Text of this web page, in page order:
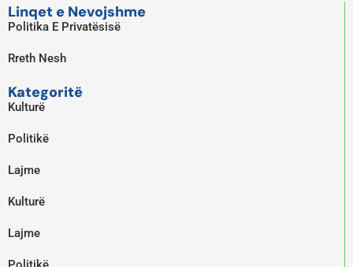
Linqet e Nevojshme
Politika E Privatësisë
Rreth Nesh
Kategoritë
Kulturë
Politikë
Lajme
Kulturë
Lajme